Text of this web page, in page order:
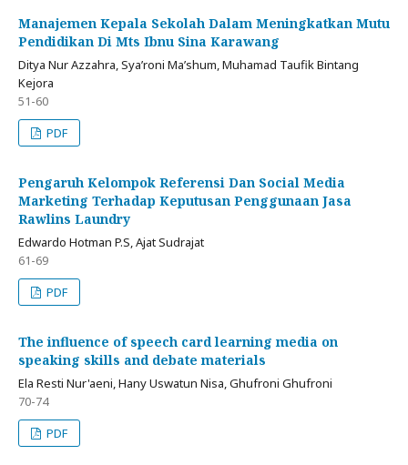
Manajemen Kepala Sekolah Dalam Meningkatkan Mutu
Pendidikan Di Mts Ibnu Sina Karawang
Ditya Nur Azzahra, Sya’roni Ma’shum, Muhamad Taufik Bintang
Kejora
51-60
PDF
Pengaruh Kelompok Referensi Dan Social Media
Marketing Terhadap Keputusan Penggunaan Jasa
Rawlins Laundry
Edwardo Hotman P.S, Ajat Sudrajat
61-69
PDF
The influence of speech card learning media on
speaking skills and debate materials
Ela Resti Nur'aeni, Hany Uswatun Nisa, Ghufroni Ghufroni
70-74
PDF